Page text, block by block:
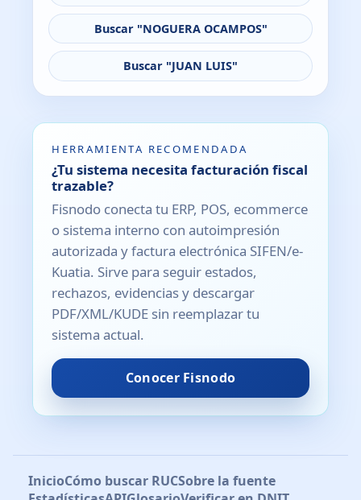
Buscar "NOGUERA OCAMPOS"
Buscar "JUAN LUIS"
HERRAMIENTA RECOMENDADA
¿Tu sistema necesita facturación fiscal
trazable?
Fisnodo conecta tu ERP, POS, ecommerce
o sistema interno con autoimpresión
autorizada y factura electrónica SIFEN/e-
Kuatia. Sirve para seguir estados,
rechazos, evidencias y descargar
PDF/XML/KUDE sin reemplazar tu
sistema actual.
Conocer Fisnodo
InicioCómo buscar RUCSobre la fuente